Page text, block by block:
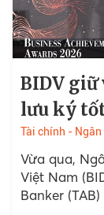
BIDV
lưu ký
Tài chính - Ngân
Vừa qua,
Việt Nam
Banker